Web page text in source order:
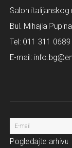
Salon italijanskog
Bul. Mihajla
Tel: 011 311 0689
E-mail:
Pogledajte arhivu